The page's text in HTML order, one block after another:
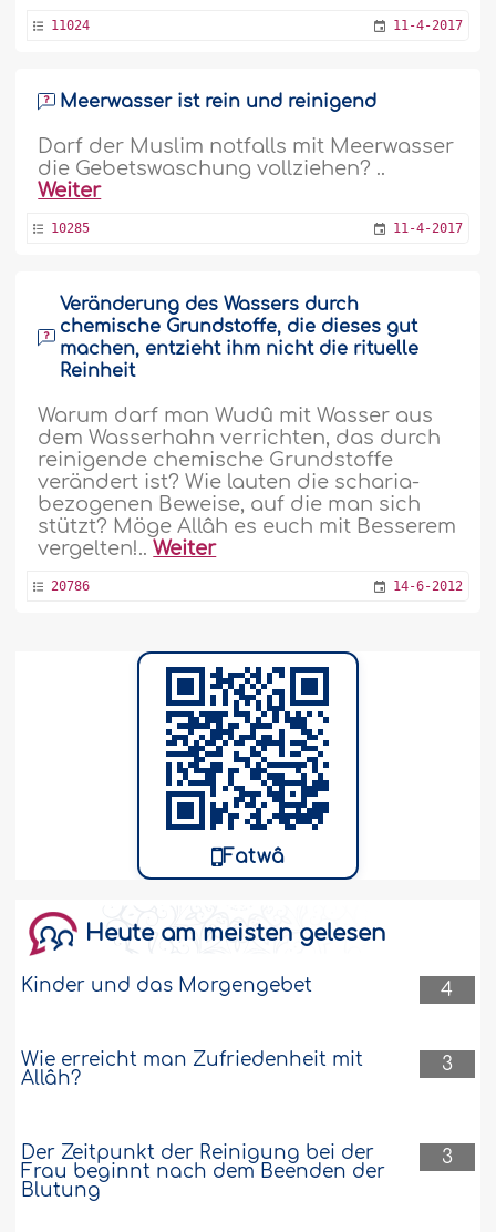
11024 11-4-2017
Meerwasser ist rein und reinigend
Darf der Muslim notfalls mit Meerwasser
die Gebetswaschung vollziehen? ..
Weiter
10285 11-4-2017
Veränderung des Wassers durch
chemische Grundstoffe, die dieses gut
machen, entzieht ihm nicht die rituelle
Reinheit
Warum darf man Wudû mit Wasser aus
dem Wasserhahn verrichten, das durch
reinigende chemische Grundstoffe
verändert ist? Wie lauten die scharia-
bezogenen Beweise, auf die man sich
stützt? Möge Allâh es euch mit Besserem
vergelten!..Weiter
20786 14-6-2012
Fatwâ
Heute am meisten gelesen
4
Kinder und das Morgengebet
3
Wie erreicht man Zufriedenheit mit
Allâh?
3
Der Zeitpunkt der Reinigung bei der
Frau beginnt nach dem Beenden der
Blutung